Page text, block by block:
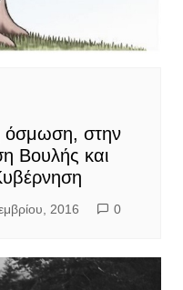
όσμωση, στην
Βουλής και
2016 0